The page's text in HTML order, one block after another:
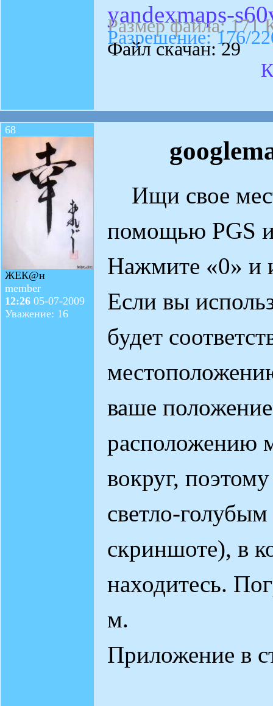
yandexmaps-
Размер файла: 171
Разрешение: 176/
Файл скачан: 29
68
ЖЕК@н
member
12:26 05-07-2009
Уважение: 16
Ищи свое
помощью PGS
Нажмите «0» и
Если вы
будет
ваше
расположению
вокруг,
светло-
скриншоте), в
находитесь.
м.
Приложение в